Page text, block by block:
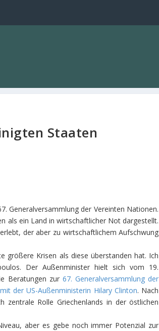
Staaten
Generalversammlung der Vereinten Nationen.
als ein Land in wirtschaftlicher Not dargestellt.
der aber zu wirtschaftlichem Aufschwung
größere Krisen als diese überstanden hat. Ich
Der Außenminister hielt sich vom 19.
Beratungen zur 67. Generalversammlung der
der US-Außenministerin Hilary Clinton. Nach
zentrale Rolle Griechenlands in der östlichen
aber es gebe noch immer Potenzial zur